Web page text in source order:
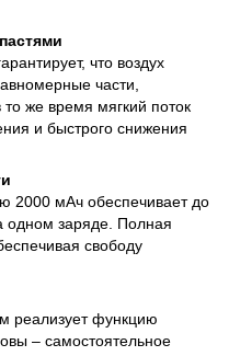
что воздух
части,
же время мягкий поток
и быстрого снижения
2000 мАч обеспечивает до
одном заряде. Полная
свободу
реализует функцию
– самостоятельное